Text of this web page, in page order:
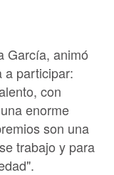
García, animó
a participar:
con
enorme
son una
trabajo y para